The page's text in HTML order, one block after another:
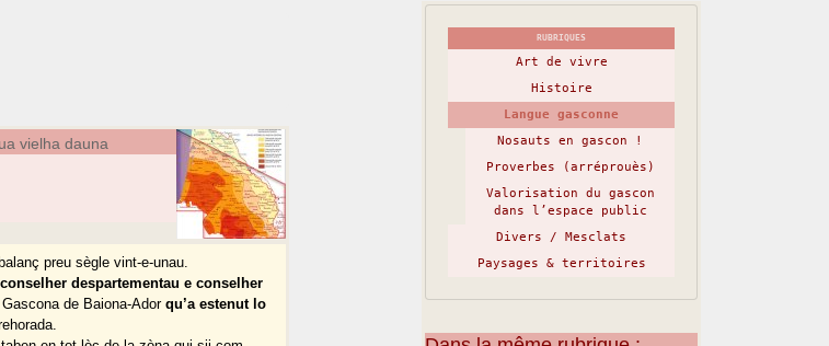
vielha dauna
preu sègle vint-e-unau.
despartementau e conselher
de Baiona-Adorqu’a estenut lo
RUBRIQUES
Art de vivre
Histoire
Langue gasconne
Nosauts en gascon !
Proverbes (arréprouès)
Valorisation du gascon
dans l’espace public
Divers / Mesclats
Paysages & territoires